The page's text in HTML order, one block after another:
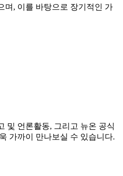
며, 이를 바탕으로 장기적인 가
및 언론활동, 그리고 뉴온 공식
가까이 만나보실 수 있습니다.